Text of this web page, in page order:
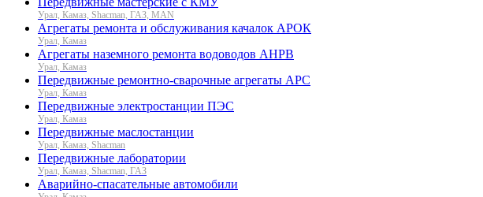
Урал, Камаз, Shacman, ГАЗ, MAN
Агрегаты ремонта и обслуживания качалок АРОК
Урал, Камаз
Агрегаты наземного ремонта водоводов АНРВ
Урал, Камаз
Передвижные ремонтно-сварочные агрегаты АРС
Урал, Камаз
Передвижные электростанции ПЭС
Урал, Камаз
Передвижные маслостанции
Урал, Камаз, Shacman
Передвижные лаборатории
Урал, Камаз, Shacman, ГАЗ
Аварийно-спасательные автомобили